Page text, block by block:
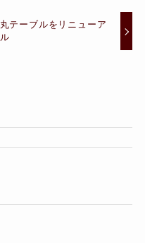
丸テーブルをリニューア
ル